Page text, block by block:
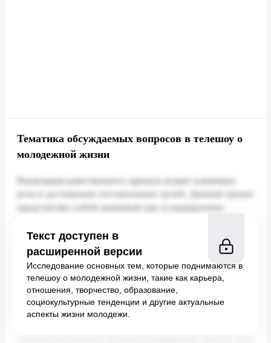
Тематика обсуждаемых вопросов в телешоу о
молодежной жизни
Текст доступен в
расширенной версии
Исследование основных тем, которые поднимаются в
телешоу о молодежной жизни, такие как карьера,
отношения, творчество, образование,
социокультурные тенденции и другие актуальные
аспекты жизни молодежи.